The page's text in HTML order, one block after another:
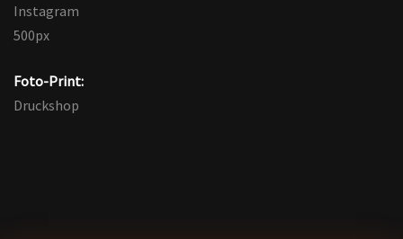
Instagram
500px
Foto-Print:
Druckshop